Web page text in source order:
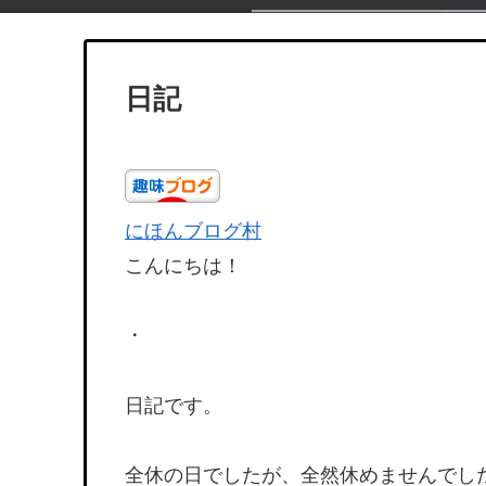
日記
にほんブログ村
こんにちは！
・
日記です。
全休の日でしたが、全然休めませんでし